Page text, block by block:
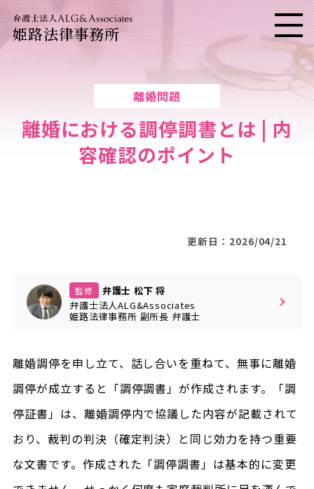
姫路法律事務所 メニ
離婚問題
離婚における調停調書とは | 内
容確認のポイント
更新日：2026/04/21
監修
弁護士 松下 将
弁護士法人ALG&Associates
姫路法律事務所 副所長 弁護士
離婚調停を申し立て、話し合いを重ねて、無事に離婚
調停が成立すると「調停調書」が作成されます。「調
停証書」は、離婚調停内で協議した内容が記載されて
おり、裁判の判決（確定判決）と同じ効力を持つ重要
な文書です。作成された「調停調書」は基本的に変更